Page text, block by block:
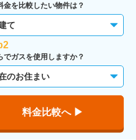
金を比較したい物件は？
でガスを使用しますか？
料金比較へ ▶︎